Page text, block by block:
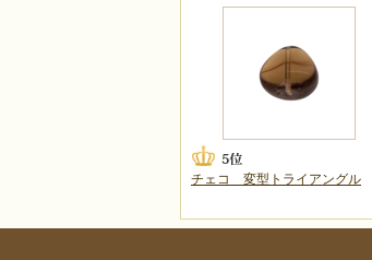
チェコ 変型トライアングル